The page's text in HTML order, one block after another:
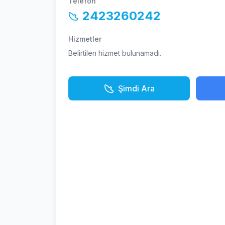
2423260242
Hizmetler
Belirtilen hizmet bulunamadı.
Şimdi Ara